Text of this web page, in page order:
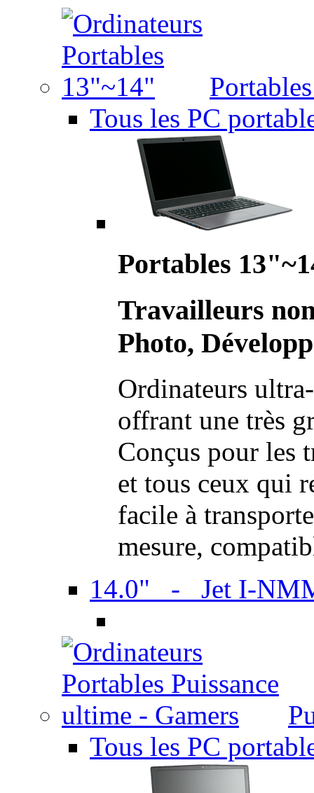
Tous les PC
Portables
Travailleurs
Photo,
Ordinateurs
offrant une très
Conçus pour les
et tous ceux qui
facile à
mesure,
14.0" - Jet I-
Tous les PC